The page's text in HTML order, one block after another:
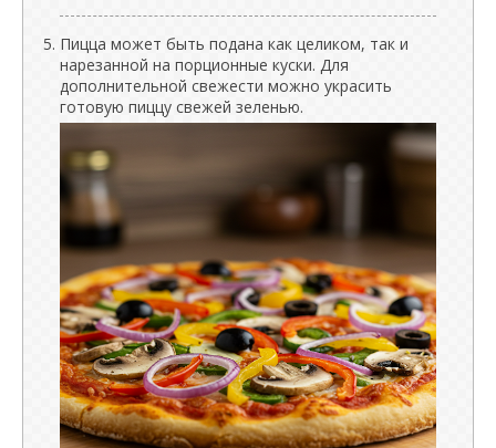
Пицца может быть подана как целиком, так и
нарезанной на порционные куски. Для
дополнительной свежести можно украсить
готовую пиццу свежей зеленью.